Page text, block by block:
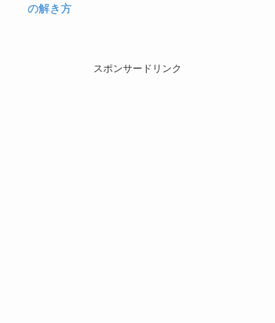
の解き方
スポンサードリンク